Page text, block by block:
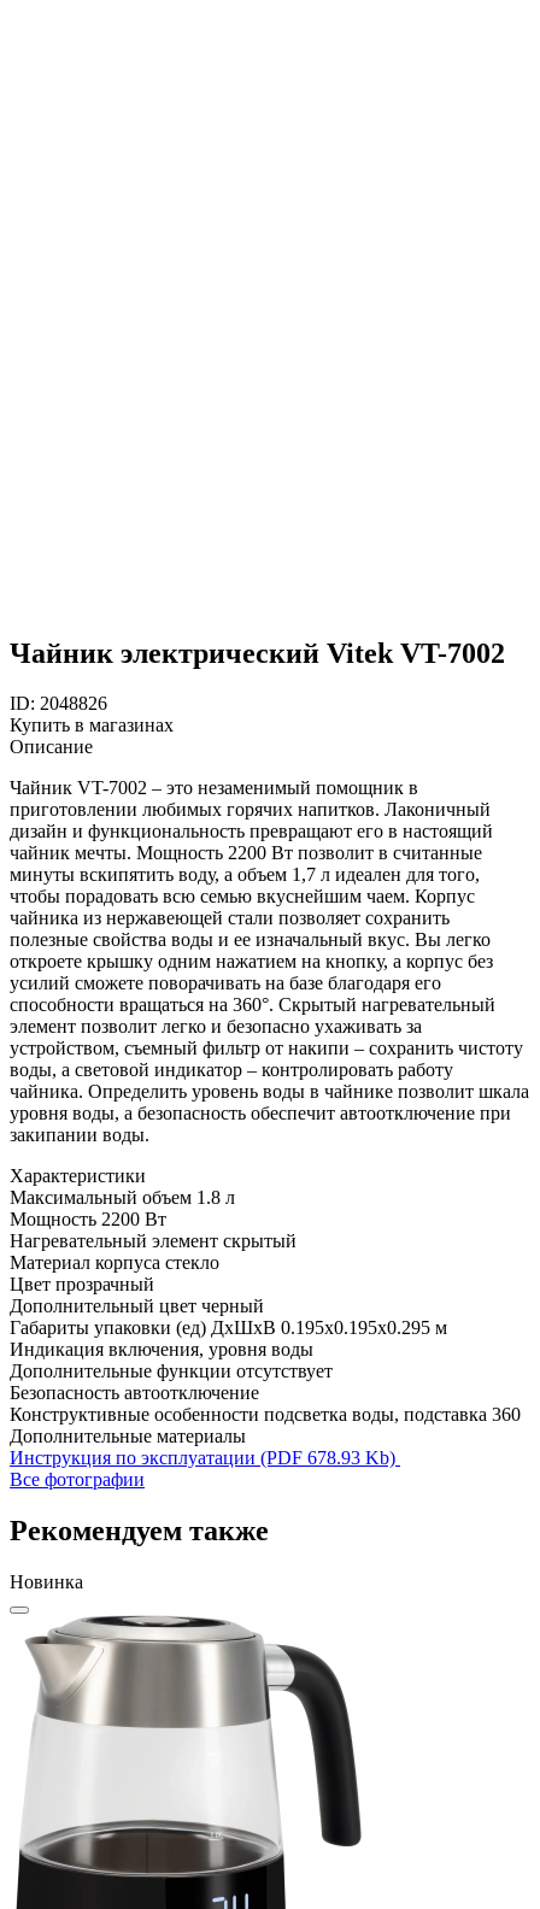
Чайник электрический Vitek VT-7002
ID: 2048826
Купить в магазинах
Описание
Чайник VT-7002 – это незаменимый помощник в
приготовлении любимых горячих напитков. Лаконичный
дизайн и функциональность превращают его в настоящий
чайник мечты. Мощность 2200 Вт позволит в считанные
минуты вскипятить воду, а объем 1,7 л идеален для того,
чтобы порадовать всю семью вкуснейшим чаем. Корпус
чайника из нержавеющей стали позволяет сохранить
полезные свойства воды и ее изначальный вкус. Вы легко
откроете крышку одним нажатием на кнопку, а корпус без
усилий сможете поворачивать на базе благодаря его
способности вращаться на 360°. Скрытый нагревательный
элемент позволит легко и безопасно ухаживать за
устройством, съемный фильтр от накипи – сохранить чистоту
воды, а световой индикатор – контролировать работу
чайника. Определить уровень воды в чайнике позволит шкала
уровня воды, а безопасность обеспечит автоотключение при
закипании воды.
Характеристики
Максимальный объем 1.8 л
Мощность 2200 Вт
Нагревательный элемент скрытый
Материал корпуса стекло
Цвет прозрачный
Дополнительный цвет черный
Габариты упаковки (ед) ДхШхВ 0.195x0.195x0.295 м
Индикация включения, уровня воды
Дополнительные функции отсутствует
Безопасность автоотключение
Конструктивные особенности подсветка воды, подставка 360
Дополнительные материалы
Инструкция по эксплуатации (PDF 678.93 Kb)
Все фотографии
Рекомендуем также
Новинка